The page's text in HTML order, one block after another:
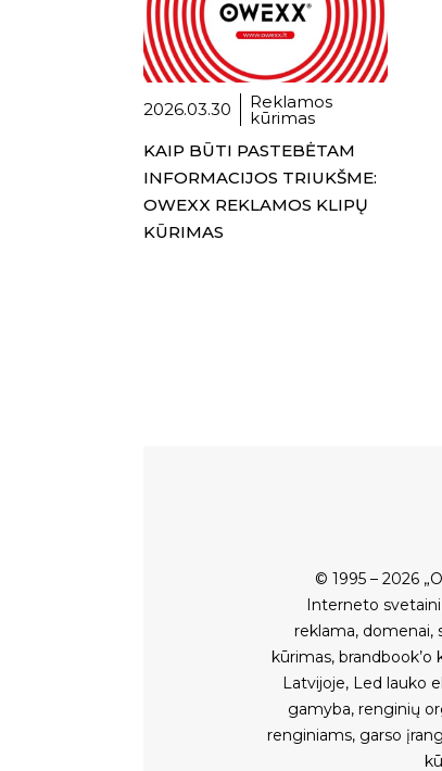
2026.03.30 Reklamos
kūrimas
KAIP BŪTI PASTEBĖTAM
INFORMACIJOS TRIUKŠME:
OWEXX REKLAMOS KLIPŲ
KŪRIMAS
© 1995 – 2026
Interneto
reklama, domenai,
kūrimas, brandbook’o
Latvijoje, Led lauko
gamyba, renginių
renginiams, garso